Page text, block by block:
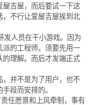
吉屋，而后要试一下这
不行让爱屋吉屋挨到北
发人员在干小游戏。因为
的工程师。须要先用一
理解。而后才发端正式
，并不是为了用户，也不
段而安排的。
任愿景和上风牵制，事有